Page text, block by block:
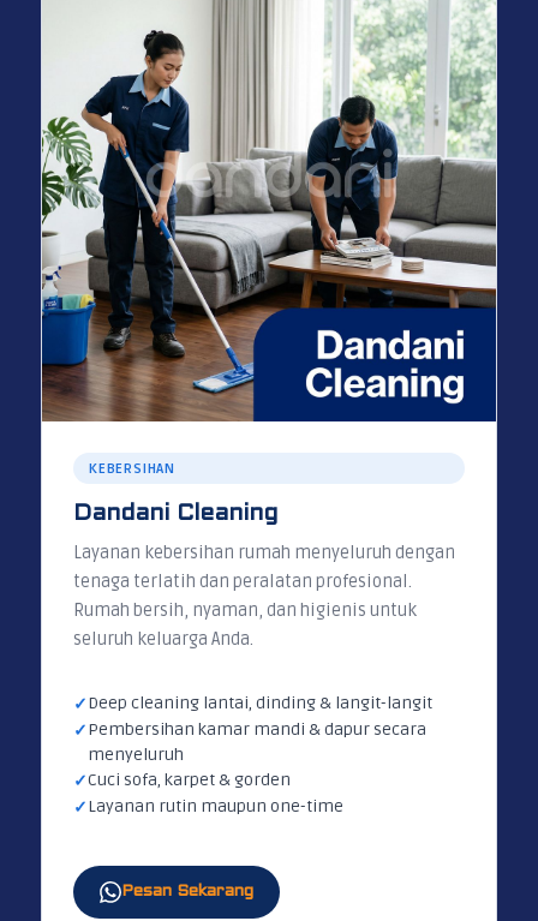
KEBERSIHAN
Dandani Cleaning
Layanan kebersihan rumah menyeluruh dengan
tenaga terlatih dan peralatan profesional.
Rumah bersih, nyaman, dan higienis untuk
seluruh keluarga Anda.
Deep cleaning lantai, dinding & langit-langit
Pembersihan kamar mandi & dapur secara
menyeluruh
Cuci sofa, karpet & gorden
Layanan rutin maupun one-time
Pesan Sekarang